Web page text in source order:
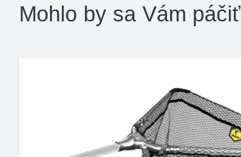
Mohlo by sa Vám páčiť